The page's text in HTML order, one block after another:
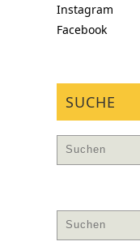
Instagram
Facebook
SUCHE